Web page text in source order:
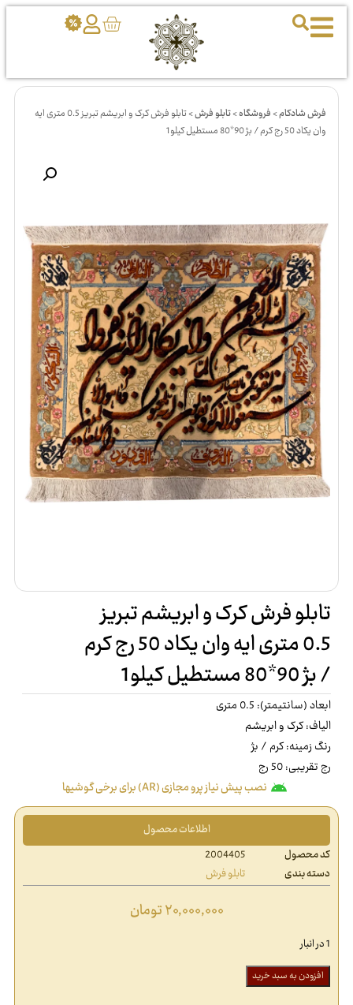
فرش شادکام>فروشگاه>تابلو فرش>
تابلو فرش کرک و ابریشم تبریز 0.5 متری ایه
وان یکاد 50 رج کرم / بژ 90*80 مستطیل کیلو1
تابلو فرش کرک و ابریشم تبریز
0.5 متری ایه وان یکاد 50 رج کرم
/ بژ 90*80 مستطیل کیلو1
ابعاد (سانتیمتر): 0.5 متری
الیاف: کرک و ابریشم
رنگ زمینه: کرم / بژ
رج تقریبی: 50 رج
نصب پیش نیاز پرو مجازی (AR) برای برخی گوشیها
اطلاعات محصول
کد محصول
2004405
دسته بندی
تابلو فرش
۲۰,۰۰۰,۰۰۰تومان
1 در انبار
افزودن به سبد خرید